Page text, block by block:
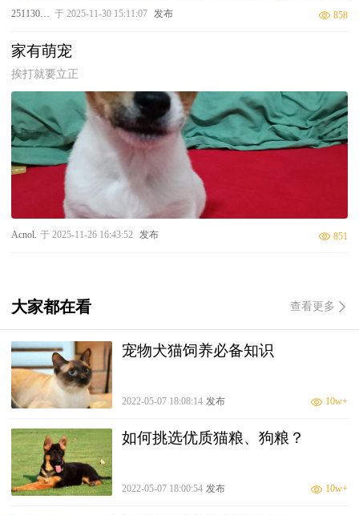
25113010020 于 2025-11-30 15:11:07 发布 858
家有萌宠
挨打就要立正
Acnol. 于 2025-11-26 16:43:52 发布 851
大家都在看 查看更多
宠物犬猫饲养必备知识
2022-05-07 18:08:14 发布 10w+
如何挑选优质猫粮、狗粮？
2022-05-07 18:00:54 发布 10w+